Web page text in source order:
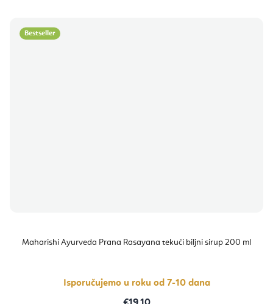
Bestseller
Maharishi Ayurveda Prana Rasayana tekući biljni sirup 200 ml
Isporučujemo u roku od 7-10 dana